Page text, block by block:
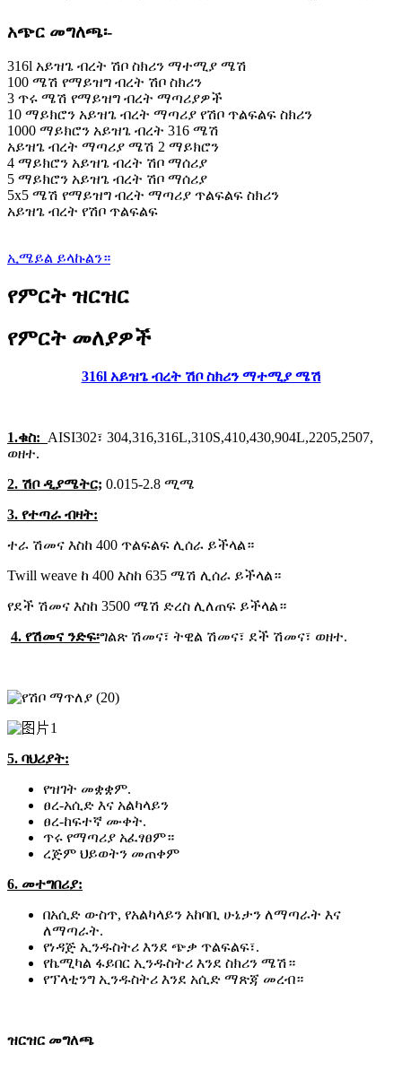
አጭር መግለጫ፡-
316l አይዝጌ ብረት ሽቦ ስክሪን ማተሚያ ሜሽ
100 ሜሽ የማይዝግ ብረት ሽቦ ስክሪን
3 ጥሩ ሜሽ የማይዝግ ብረት ማጣሪያዎች
10 ማይክሮን አይዝጌ ብረት ማጣሪያ የሽቦ ጥልፍልፍ ስክሪን
1000 ማይክሮን አይዝጌ ብረት 316 ሜሽ
አይዝጌ ብረት ማጣሪያ ሜሽ 2 ማይክሮን
4 ማይክሮን አይዝጌ ብረት ሽቦ ማሰሪያ
5 ማይክሮን አይዝጌ ብረት ሽቦ ማሰሪያ
5x5 ሜሽ የማይዝግ ብረት ማጣሪያ ጥልፍልፍ ስክሪን
አይዝጌ ብረት የሽቦ ጥልፍልፍ
ኢሜይል ይላኩልን።
የምርት ዝርዝር
የምርት መለያዎች
316l አይዝጌ ብረት ሽቦ ስክሪን ማተሚያ ሜሽ
1.ቁስ: AISI302፣ 304,316,316L,310S,410,430,904L,2205,2507,
ወዘተ.
2. ሽቦ ዲያሜትር; 0.015-2.8 ሚሜ
3. የተጣራ ብዛት:
ተራ ሽመና እስከ 400 ጥልፍልፍ ሊሰራ ይችላል።
Twill weave ከ 400 እስከ 635 ሜሽ ሊሰራ ይችላል።
የደች ሽመና እስከ 3500 ሜሽ ድረስ ሊለጠፍ ይችላል።
4. የሽመና ንድፍ፡ግልጽ ሽመና፣ ትዊል ሽመና፣ ደች ሽመና፣ ወዘተ.
5. ባህሪያት:
የዝገት መቋቋም.
ፀረ-አሲድ እና አልካላይን
ፀረ-ከፍተኛ ሙቀት.
ጥሩ የማጣሪያ አፈፃፀም።
ረጅም ህይወትን መጠቀም
6. መተግበሪያ:
በአሲድ ውስጥ, የአልካላይን አከባቢ ሁኔታን ለማጣራት እና
ለማጣራት.
የነዳጅ ኢንዱስትሪ እንደ ጭቃ ጥልፍልፍ፣.
የኬሚካል ፋይበር ኢንዱስትሪ እንደ ስክሪን ሜሽ።
የፕላቲንግ ኢንዱስትሪ እንደ አሲድ ማጽጃ መረብ።
ዝርዝር መግለጫ